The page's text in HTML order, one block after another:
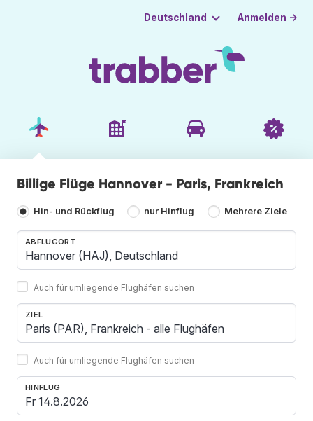
Deutschland Anmelden →
Billige Flüge Hannover - Paris, Frankreich
Hin- und Rückflug nur Hinflug Mehrere Ziele
ABFLUGORT
Auch für umliegende Flughäfen suchen
ZIEL
Auch für umliegende Flughäfen suchen
HINFLUG